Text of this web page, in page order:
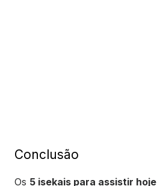
Conclusão
Os 5 isekais para assistir hoje